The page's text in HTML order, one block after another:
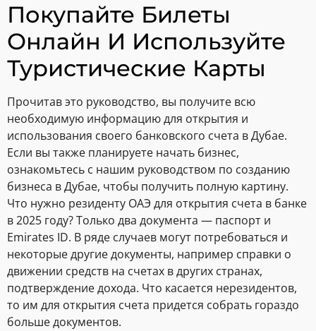
Покупайте Билеты
Онлайн И Используйте
Туристические Карты
Прочитав это руководство, вы получите всю
необходимую информацию для открытия и
использования своего банковского счета в Дубае.
Если вы также планируете начать бизнес,
ознакомьтесь с нашим руководством по созданию
бизнеса в Дубае, чтобы получить полную картину.
Что нужно резиденту ОАЭ для открытия счета в банке
в 2025 году? Только два документа — паспорт и
Emirates ID. В ряде случаев могут потребоваться и
некоторые другие документы, например справки о
движении средств на счетах в других странах,
подтверждение дохода. Что касается нерезидентов,
то им для открытия счета придется собрать гораздо
больше документов.